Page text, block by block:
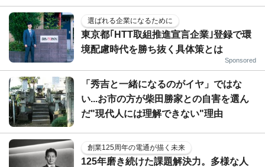
選ばれる企業になるために
東京都｢HTT取組推進宣言企業｣登録で環
境配慮時代を勝ち抜く具体策とは
Sponsored
「秀吉と一緒になるのがイヤ」ではな
い...お市の方が柴田勝家との自害を選ん
だ"現代人には理解できない"理由
創業125周年の電通が描く未来
125年磨き続けた課題解決力。多様な人